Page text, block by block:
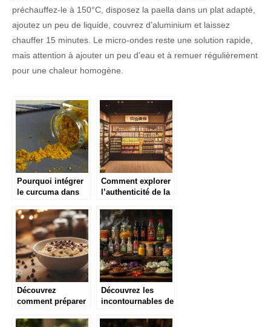
préchauffez-le à 150°C, disposez la paella dans un plat adapté,
ajoutez un peu de liquide, couvrez d’aluminium et laissez
chauffer 15 minutes. Le micro-ondes reste une solution rapide,
mais attention à ajouter un peu d’eau et à remuer régulièrement
pour une chaleur homogène.
Pourquoi intégrer
le curcuma dans
Comment explorer
l’authenticité de la
avec une épicerie
en ligne
Découvrez
comment préparer
à cookie crue
Découvrez les
incontournables de
pour sublimer vos